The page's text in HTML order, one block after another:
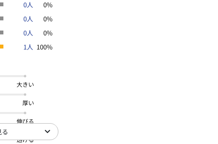
0人
0%
0人
0%
0人
0%
1人 100%
大きい
厚い
伸びる
透ける